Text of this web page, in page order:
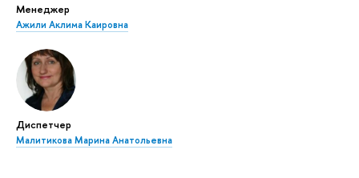
Менеджер
Ажили Аклима Каировна
Диспетчер
Малитикова Марина Анатольевна